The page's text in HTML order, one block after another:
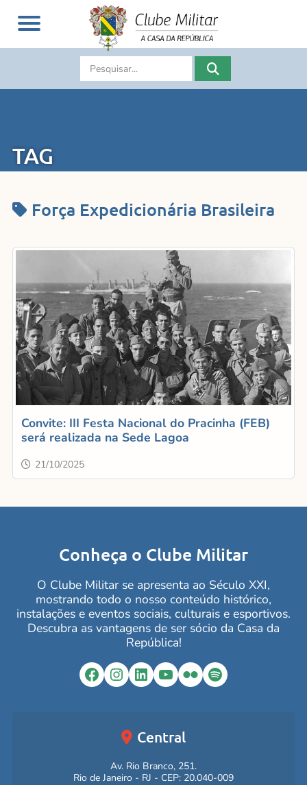
TAG
Força Expedicionária Brasileira
Convite: III Festa Nacional do Pracinha (FEB)
será realizada na Sede Lagoa
21/10/2025
Conheça o Clube Militar
O Clube Militar se apresenta ao Século XXI,
mostrando todo o nosso conteúdo histórico,
instalações e eventos sociais, culturais e esportivos.
Descubra as vantagens de ser sócio da Casa da
República!
Facebook
Instagram
LinkedIn
YouTube
FlickrSpotify
Central
Av. Rio Branco, 251.
Rio de Janeiro - RJ - CEP: 20.040-009